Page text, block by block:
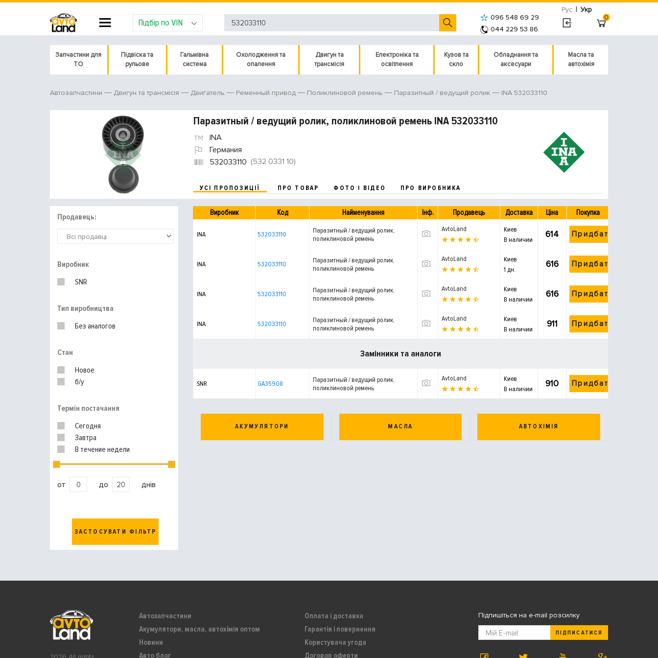
Рус | Укр
Підбір по VIN
096 548 69 29
044 229 53 86
0
Запчастини для
ТО
Підвіска та
рульове
Гальмівна
система
Охолодження та
опалення
Двигун та
трансмісія
Електроніка та
освітлення
Кузов та
скло
Обладнання та
аксесуари
Масла та
автохімія
Автозапчастини Двигун та трансмісія Двигатель Ременный привод Поликлиновой ремень Паразитный / ведущий ролик INA 532033110
Паразитный / ведущий ролик, поликлиновой ремень INA 532033110
INA
Германия
532033110 (532 0331 10)
УСІ ПРОПОЗИЦІЇ ПРО ТОВАР ФОТО І ВІДЕО ПРО ВИРОБНИКА
Продавець:
Виробник
SNR
Тип виробництва
Без аналогов
Стан
Новое
б/у
Термін постачання
Сегодня
Завтра
В течение недели
от до днів
ЗАСТОСУВАТИ ФІЛЬТР
Виробник Код Найменування Інф. Продавець Доставка Ціна Покупка
INA 532033110
Паразитный / ведущий ролик,
поликлиновой ремень
AvtoLand
Киев
В наличии
614 Придбати
INA 532033110
Паразитный / ведущий ролик,
поликлиновой ремень
AvtoLand
Киев
1 дн.
616 Придбати
INA 532033110
Паразитный / ведущий ролик,
поликлиновой ремень
AvtoLand
Киев
В наличии
616 Придбати
INA 532033110
Паразитный / ведущий ролик,
поликлиновой ремень
AvtoLand
Киев
В наличии
911 Придбати
Замінники та аналоги
SNR GA35908
Паразитный / ведущий ролик,
поликлиновой ремень
AvtoLand
Киев
В наличии
910 Придбати
АКУМУЛЯТОРИ МАСЛА АВТОХІМІЯ
Автозапчастини
Акумулятори, масла, автохімія оптом
Новини
Авто блог
Оплата і доставка
Гарантія і повернення
Користувача угода
Договор оферти
Підпишіться на e-mail розсилку
ПІДПИСАТИСЯ